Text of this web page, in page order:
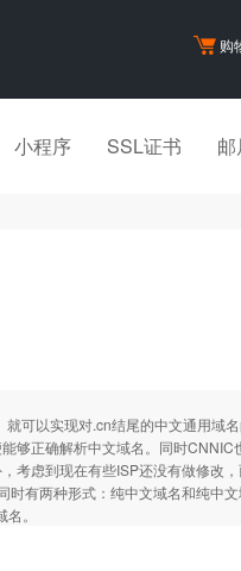
购
小程序 SSL证书 邮
可以实现对.cn结尾的中文通用域名
够正确解析中文域名。同时CNNIC
考虑到现在有些ISP还没有做修改
有两种形式：纯中文域名和纯中
。